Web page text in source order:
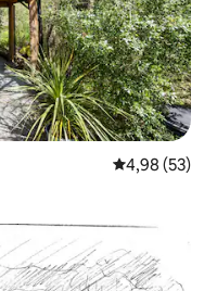
Prosječna
4,98 (53)